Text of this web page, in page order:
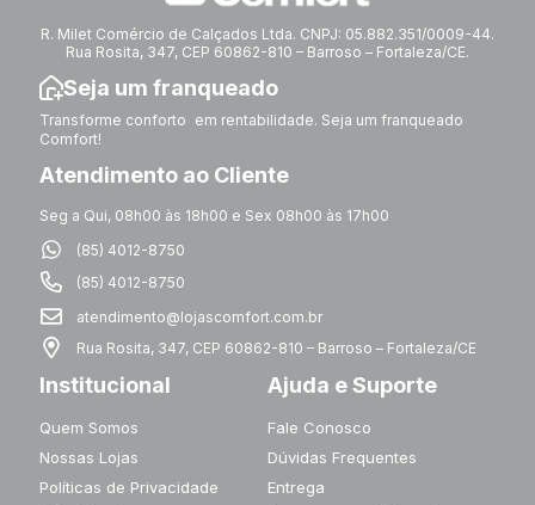
R. Milet Comércio de Calçados Ltda. CNPJ: 05.882.351/0009-44.
Rua Rosita, 347, CEP 60862-810 – Barroso – Fortaleza/CE.
Seja um franqueado
Transforme conforto em rentabilidade. Seja um franqueado
Comfort!
Atendimento ao Cliente
Seg a Qui, 08h00 às 18h00 e Sex 08h00 às 17h00
(85) 4012-8750
(85) 4012-8750
atendimento@lojascomfort.com.br
Rua Rosita, 347, CEP 60862-810 – Barroso – Fortaleza/CE
Institucional
Quem Somos
Nossas Lojas
Políticas de Privacidade
Ajuda e Suporte
Fale Conosco
Dúvidas Frequentes
Entrega